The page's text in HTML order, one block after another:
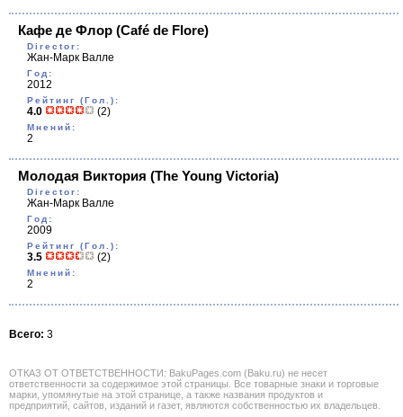
Кафе де Флор (Café de Flore)
Director:
Жан-Марк Валле
Год:
2012
Рейтинг (Гол.):
4.0 (2)
Мнений:
2
Молодая Виктория (The Young Victoria)
Director:
Жан-Марк Валле
Год:
2009
Рейтинг (Гол.):
3.5 (2)
Мнений:
2
Всего: 3
ОТКАЗ ОТ ОТВЕТСТВЕННОСТИ: BakuPages.com (Baku.ru) не несет
ответственности за содержимое этой страницы. Все товарные знаки и торговые
марки, упомянутые на этой странице, а также названия продуктов и
предприятий, сайтов, изданий и газет, являются собственностью их владельцев.